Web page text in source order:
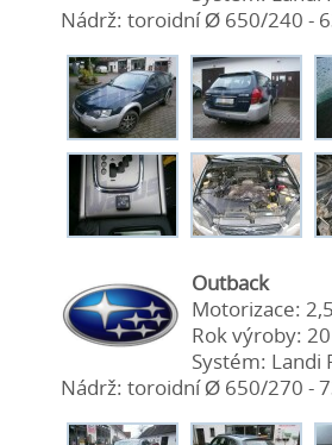
Nádrž: toroidní Ø 650/240 -
Outback
Motorizace:
Rok výroby:
Systém: Landi
Nádrž: toroidní Ø 650/270 -